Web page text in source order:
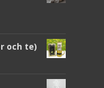
och te)